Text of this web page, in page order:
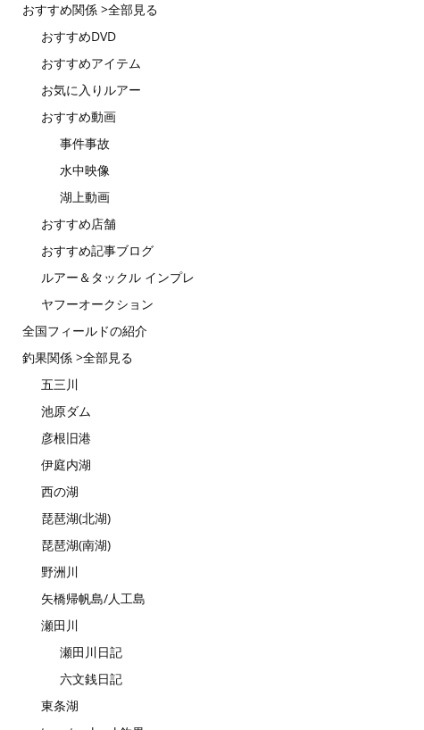
おすすめ関係 >全部見る
おすすめDVD
おすすめアイテム
お気に入りルアー
おすすめ動画
事件事故
水中映像
湖上動画
おすすめ店舗
おすすめ記事ブログ
ルアー＆タックル インプレ
ヤフーオークション
全国フィールドの紹介
釣果関係 >全部見る
五三川
池原ダム
彦根旧港
伊庭内湖
西の湖
琵琶湖(北湖)
琵琶湖(南湖)
野洲川
矢橋帰帆島/人工島
瀬田川
瀬田川日記
六文銭日記
東条湖